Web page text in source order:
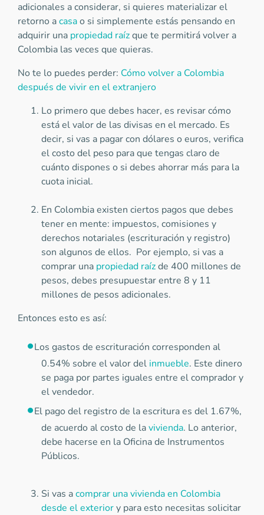
adicionales a considerar, si quieres materializar el
retorno acasao si simplemente estás pensando en
adquirir una propiedad raízque te permitirá volver a
Colombia las veces que quieras.
No te lo puedes perder: Cómo volver a Colombia
después de vivir en el extranjero
Lo primero que debes hacer, es revisar cómo
está el valor de las divisas en el mercado. Es
decir, si vas a pagar con dólares o euros, verifica
el costo del peso para que tengas claro de
cuánto dispones o si debes ahorrar más para la
cuota inicial.
En Colombia existen ciertos pagos que debes
tener en mente: impuestos, comisiones y
derechos notariales (escrituración y registro)
son algunos de ellos. Por ejemplo, si vas a
comprar una propiedad raízde 400 millones de
pesos, debes presupuestar entre 8 y 11
millones de pesos adicionales.
Entonces esto es así:
Los gastos de escrituración corresponden al
0.54% sobre el valor del inmueble. Este dinero
se paga por partes iguales entre el comprador y
el vendedor.
El pago del registro de la escritura es del 1.67%,
de acuerdo al costo de lavivienda. Lo anterior,
debe hacerse en la Oficina de Instrumentos
Públicos.
Si vas acomprar una vivienda en Colombia
desde el exteriory para esto necesitas solicitar